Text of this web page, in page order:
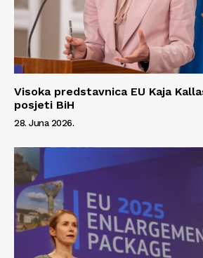
Visoka predstavnica EU Kaja
posjeti BiH
28. Juna 2026.